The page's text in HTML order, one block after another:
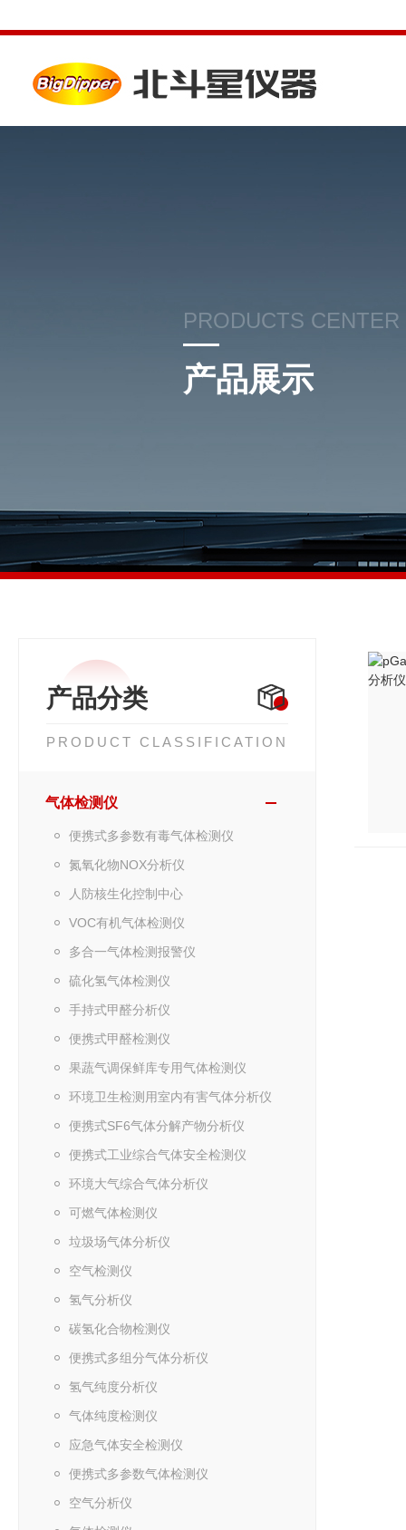
PRODUCTS CENTER
产品展示
产品分类
PRODUCT CLASSIFICATION
气体检测仪
便携式多参数有毒气体检测仪
氮氧化物NOX分析仪
人防核生化控制中心
VOC有机气体检测仪
多合一气体检测报警仪
硫化氢气体检测仪
手持式甲醛分析仪
便携式甲醛检测仪
果蔬气调保鲜库专用气体检测仪
环境卫生检测用室内有害气体分析仪
便携式SF6气体分解产物分析仪
便携式工业综合气体安全检测仪
环境大气综合气体分析仪
可燃气体检测仪
垃圾场气体分析仪
空气检测仪
氢气分析仪
碳氢化合物检测仪
便携式多组分气体分析仪
氢气纯度分析仪
气体纯度检测仪
应急气体安全检测仪
便携式多参数气体检测仪
空气分析仪